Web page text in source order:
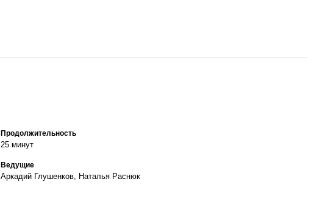
Продолжительность
25 минут
Ведущие
Аркадий Глушенков, Наталья Раснюк